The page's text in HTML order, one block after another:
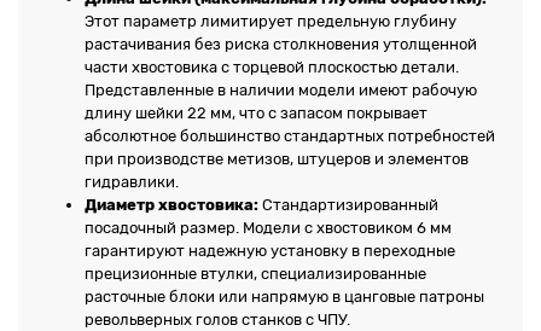
Этот параметр лимитирует предельную глубину
растачивания без риска столкновения утолщенной
части хвостовика с торцевой плоскостью детали.
Представленные в наличии модели имеют рабочую
длину шейки 22 мм, что с запасом покрывает
абсолютное большинство стандартных потребностей
при производстве метизов, штуцеров и элементов
гидравлики.
Диаметр хвостовика: Стандартизированный
посадочный размер. Модели с хвостовиком 6 мм
гарантируют надежную установку в переходные
прецизионные втулки, специализированные
расточные блоки или напрямую в цанговые патроны
револьверных голов станков с ЧПУ.